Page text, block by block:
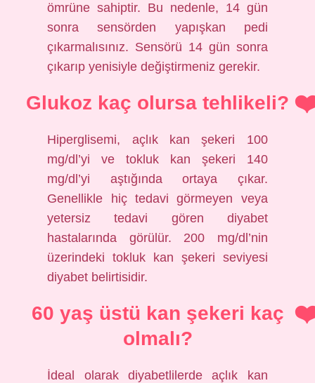
ömrüne sahiptir. Bu nedenle, 14 gün
sonra sensörden yapışkan pedi
çıkarmalısınız. Sensörü 14 gün sonra
çıkarıp yenisiyle değiştirmeniz gerekir.
Glukoz kaç olursa tehlikeli?
Hiperglisemi, açlık kan şekeri 100
mg/dl’yi ve tokluk kan şekeri 140
mg/dl’yi aştığında ortaya çıkar.
Genellikle hiç tedavi görmeyen veya
yetersiz tedavi gören diyabet
hastalarında görülür. 200 mg/dl’nin
üzerindeki tokluk kan şekeri seviyesi
diyabet belirtisidir.
60 yaş üstü kan şekeri kaç
olmalı?
İdeal olarak diyabetlilerde açlık kan